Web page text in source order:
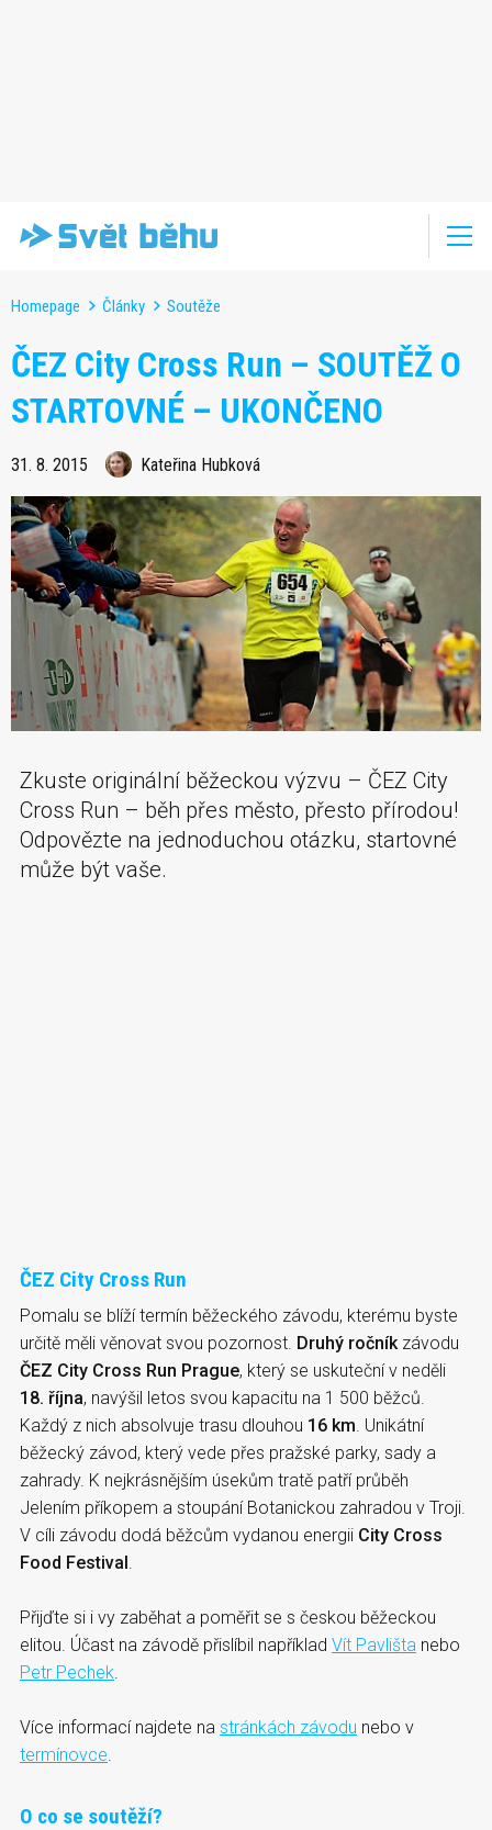
Homepage Články Soutěže
ČEZ City Cross Run – SOUTĚŽ O
STARTOVNÉ – UKONČENO
31. 8. 2015 Kateřina Hubková
Zkuste originální běžeckou výzvu – ČEZ City
Cross Run – běh přes město, přesto přírodou!
Odpovězte na jednoduchou otázku, startovné
může být vaše.
ČEZ City Cross Run
Pomalu se blíží termín běžeckého závodu, kterému byste
určitě měli věnovat svou pozornost. Druhý ročník závodu
ČEZ City Cross Run Prague, který se uskuteční v neděli
18. října, navýšil letos svou kapacitu na 1 500 běžců.
Každý z nich absolvuje trasu dlouhou 16 km . Unikátní
běžecký závod, který vede přes pražské parky, sady a
zahrady. K nejkrásnějším úsekům tratě patří průběh
Jelením příkopem a stoupání Botanickou zahradou v Troji.
V cíli závodu dodá běžcům vydanou energii City Cross
Food Festival
Přijďte si i vy zaběhat a poměřit se s českou běžeckou
elitou. Účast na závodě přislíbil například Vít Pavlišta nebo
Petr Pechek
Více informací najdete na stránkách závodu nebo v
termínovce
O co se soutěží?